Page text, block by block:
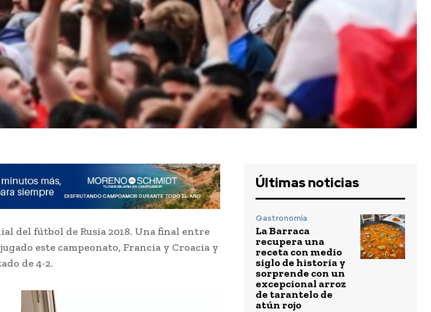
del fútbol de Rusia 2018. Una final entre
este campeonato, Francia y Croacia y
de 4-2.
Últimas noticias
Gastronomía
La Barraca
recupera una
receta con medio
siglo de historia y
sorprende con un
excepcional arroz
de tarantelo de
atún rojo